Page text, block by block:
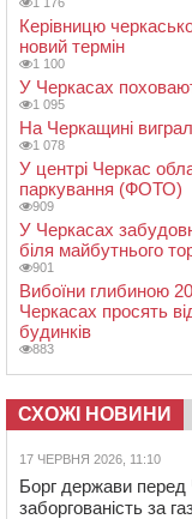
Керівницю
новий термін
1 100
У Черкасах
1 095
На Черкащині
1 078
У центрі Черкас
паркування (ФОТО)
909
У Черкасах
біля майбутнього
901
Вибоїни глибиною
Черкасах просять
будинків
883
СХОЖІ НОВИНИ
17 ЧЕРВНЯ 2026, 11:10
Борг держави
заборгованість за